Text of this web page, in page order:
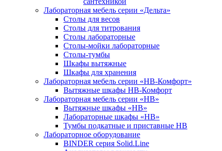
Лабораторная мебель серии «Дельта»
Столы для весов
Столы для титрования
Столы лабораторные
Столы-мойки лабораторные
Столы-тумбы
Шкафы вытяжные
Шкафы для хранения
Лабораторная мебель серии «НВ-Комфорт»
Вытяжные шкафы НВ-Комфорт
Лабораторная мебель серии «НВ»
Вытяжные шкафы «НВ»
Лабораторные шкафы «НВ»
Тумбы подкатные и приставные НВ
Лабораторное оборудование
BINDER серия Solid.Line